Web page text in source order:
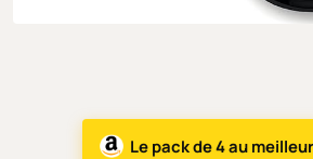
Le pack de 4 au